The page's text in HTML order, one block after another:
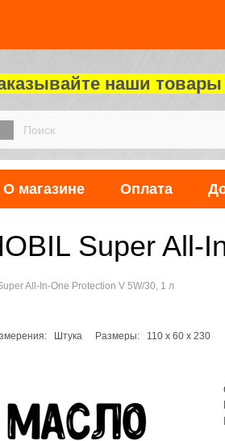
наши
О магазине Оплата
Super All-
All-In-One Protection V 5W/30, 1 л
Штука Размеры: 110x 60x 230